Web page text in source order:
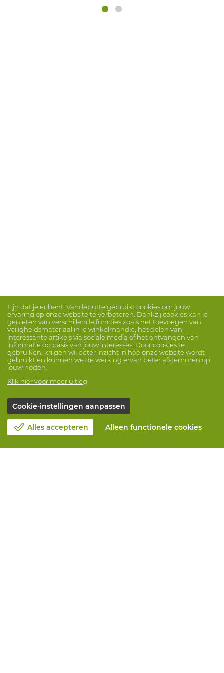
Fijn dat je er bent! Vandeputte gebruikt cookies om jouw
ervaring op onze website te verbeteren. Dankzij cookies kan je
genieten van verschillende functies zoals het toevoegen van
veiligheidsmateriaal in je winkelmandje, het delen van
interessante artikels via sociale media of het ontvangen van
informatie op basis van jouw interesses. Door cookies te
gebruiken, krijgen wij beter inzicht in hoe onze website wordt
gebruikt en kunnen we de werking ervan beter afstemmen op
jouw noden.
Klik hier voor meer uitleg
Cookie-instellingen aanpassen
Alles accepteren Alleen functionele cookies